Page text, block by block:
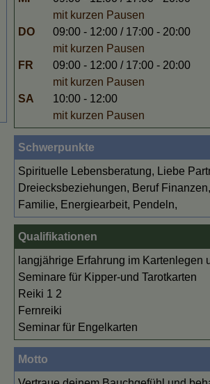
mit kurzen Pausen
DO
09:00 - 12:00 / 17:00 - 20:00
mit kurzen Pausen
FR
09:00 - 12:00 / 17:00 - 20:00
mit kurzen Pausen
SA
10:00 - 12:00
mit kurzen Pausen
Schwerpunkte
Spirituelle Lebensberatung, Liebe
Dreiecksbeziehungen, Beruf
Familie, Energiearbeit, Pendeln,
Qualifikationen
langjährige Erfahrung im
Seminare für Kipper-und Tarotkarten
Reiki 1 2
Fernreiki
Seminar für Engelkarten
Motto